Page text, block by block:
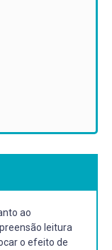
ao
leitura
o efeito de